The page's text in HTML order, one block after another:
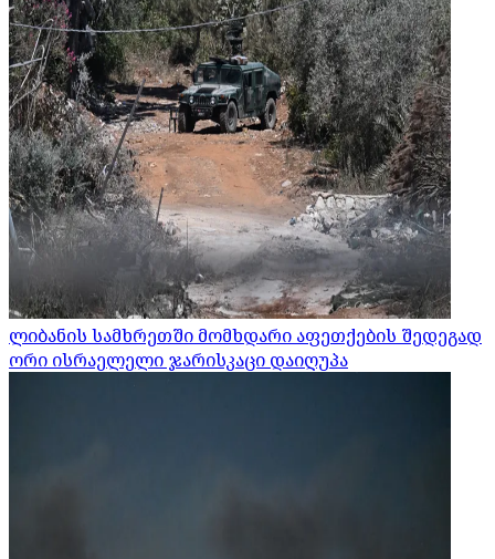
ლიბანის სამხრეთში მომხდარი აფეთქების შედეგად
ორი ისრაელელი ჯარისკაცი დაიღუპა